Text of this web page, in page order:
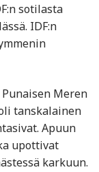
sotilasta
IDF:n
Meren
tanskalainen
Apuun
upottivat
karkuun.